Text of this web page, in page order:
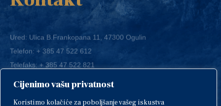
Cijenimo vašu privatnost
Koristimo kolačiće za poboljšanje vašeg iskustva
Ured: Ulica B.Frankopana 11, 47300 Ogulin
Telefon: + 385 47 522 612
Telefaks:
+ 385 47 522 821
E-mail:
grad-ogulin@ogulin.hr
OIB: 58264108511